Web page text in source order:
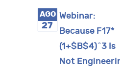
AGO
27
Webinar:
Because F17*
(1+$B$4)^3 Is
Not